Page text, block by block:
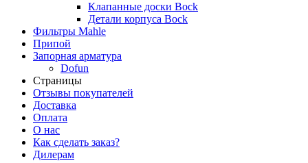
Клапанные доски Bock
Детали корпуса Bock
Фильтры Mahle
Припой
Запорная арматура
Dofun
Страницы
Отзывы покупателей
Доставка
Оплата
О нас
Как сделать заказ?
Дилерам